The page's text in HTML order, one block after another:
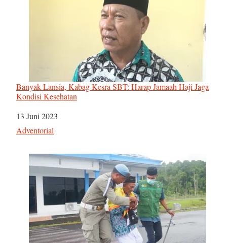
Banyak Lansia, Kabag Kesra SBT: Harap Jamaah Haji Jaga
Kondisi Kesehatan
Tanggal
13 Juni 2023
Sehubungan dengan
Adventorial